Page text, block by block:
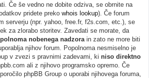
Če še vedno ne dobite odziva, se obrnite na
pridete preko whois lookup). Če forum
serverju (npr. yahoo, free.fr, f2s.com, etc.), se
za zlorabo storitev. Zavedati se morate, da
nobenega nadzora in zato ne more biti
njihov forum. Popolnoma nesmiselno je
v zvezi s pravnimi zadevami, ki niso direktno
ali z njihovo programsko opremo. Če
phpBB Group o uporabi njihovega foruma,